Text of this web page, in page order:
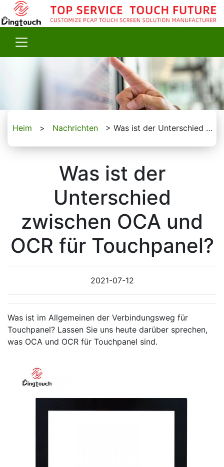
Heim > Nachrichten > Was ist der Unterschied zwischen OCA und OCR für Touchpanel?
Was ist der
Unterschied
zwischen OCA und
OCR für Touchpanel?
2021-07-12
Was ist im Allgemeinen der Verbindungsweg für
Touchpanel? Lassen Sie uns heute darüber sprechen,
was OCA und OCR für Touchpanel sind.